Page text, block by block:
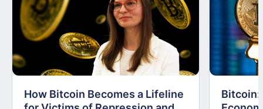
How Bitcoin Becomes a Lifeline
Bitcoin: